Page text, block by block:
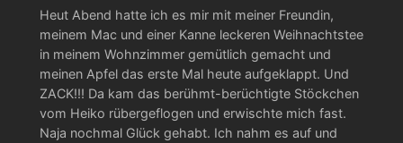
Heut Abend hatte ich es mir mit meiner Freundin,
meinem Mac und einer Kanne leckeren Weihnachtstee
in meinem Wohnzimmer gemütlich gemacht und
meinen Apfel das erste Mal heute aufgeklappt. Und
ZACK!!! Da kam das berühmt-berüchtigte Stöckchen
vom Heiko rübergeflogen und erwischte mich fast.
Naja nochmal Glück gehabt. Ich nahm es auf und